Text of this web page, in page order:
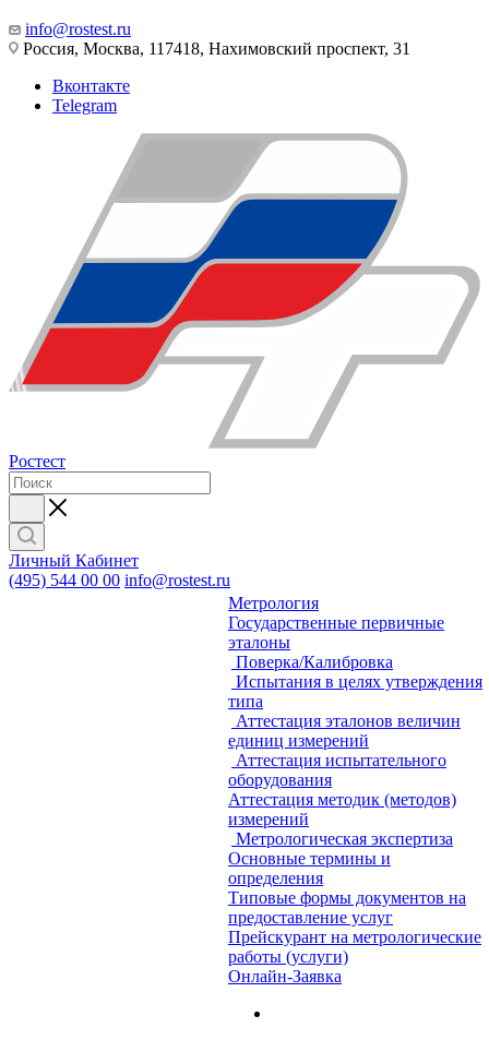
info@rostest.ru
Россия, Москва, 117418, Нахимовский проспект, 31
Вконтакте
Telegram
Ростест
Личный Кабинет
(495) 544 00 00 info@rostest.ru
Метрология
Государственные первичные
эталоны
Поверка/Калибровка
Испытания в целях утверждения
типа
Аттестация эталонов величин
единиц измерений
Аттестация испытательного
оборудования
Аттестация методик (методов)
измерений
Метрологическая экспертиза
Основные термины и
определения
Типовые формы документов на
предоставление услуг
Прейскурант на метрологические
работы (услуги)
Онлайн-Заявка